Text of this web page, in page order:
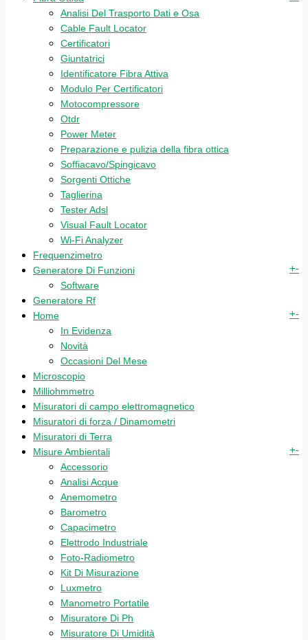
Analisi Del Trasporto Dati e Osa
Cable Fault Locator
Certificatori
Giuntatrici
Identificatore Fibra Attiva
Modulo Per Certificatori
Motocompressore
Otdr
Power Meter
Preparazione e pulizia della fibra ottica
Soffiacavo/Spingicavo
Sorgenti Ottiche
Taglierina
Tester Adsl
Visual Fault Locator
Wi-Fi Analyzer
Frequenzimetro
Generatore Di Funzioni
+-
Software
Generatore Rf
Home
+-
In Evidenza
Novità
Occasioni Del Mese
Microscopio
Milliohmmetro
Misuratori di campo elettromagnetico
Misuratori di forza / Dinamometri
Misuratori di Terra
Misure Ambientali
+-
Accessorio
Analisi Acque
Anemometro
Barometro
Capacimetro
Elettrodo Industriale
Foto-Radiometro
Kit Di Misurazione
Luxmetro
Manometro Portatile
Misuratore Di Ph
Misuratore Di Umidità